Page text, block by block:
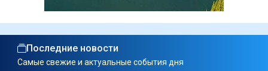
Последние новости
Самые свежие и актуальные события дня